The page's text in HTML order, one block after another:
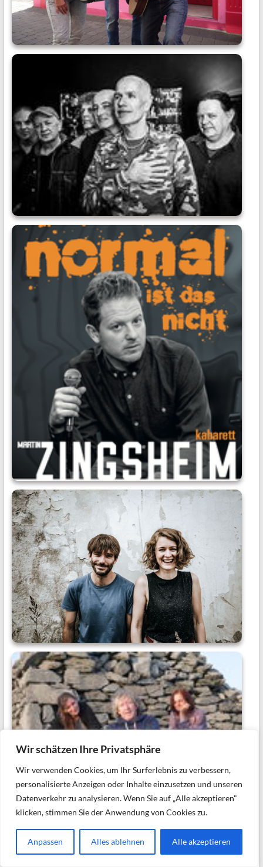
Wir schätzen Ihre Privatsphäre
Wir verwenden Cookies, um Ihr Surferlebnis zu verbessern,
personalisierte Anzeigen oder Inhalte einzusetzen und unseren
Datenverkehr zu analysieren. Wenn Sie auf „Alle akzeptieren"
klicken, stimmen Sie der Anwendung von Cookies zu.
Anpassen Alles ablehnen Alle akzeptieren